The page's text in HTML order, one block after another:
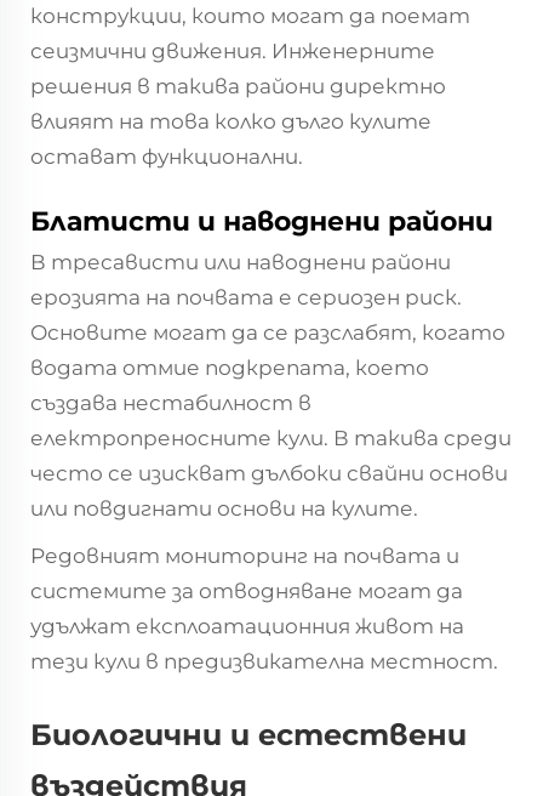
конструкции, които могат да поемат
сеизмични движения. Инженерните
решения в такива райони директно
влияят на това колко дълго кулите
остават функционални.
Блатисти и наводнени райони
В тресависти или наводнени райони
ерозията на почвата е сериозен риск.
Основите могат да се разслабят, когато
водата отмие подкрепата, което
създава нестабилност в
електропреносните кули. В такива среди
често се изискват дълбоки свайни основи
или повдигнати основи на кулите.
Редовният мониторинг на почвата и
системите за отводняване могат да
удължат експлоатационния живот на
тези кули в предизвикателна местност.
Биологични и естествени
въздействия